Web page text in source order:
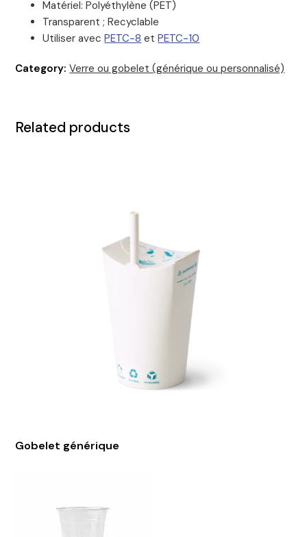
Matériel: Polyéthylène (PET)
Transparent ; Recyclable
Utiliser avecPETC-8 etPETC-10
Category: Verre ou gobelet (générique ou personnalisé)
Related products
Gobelet générique